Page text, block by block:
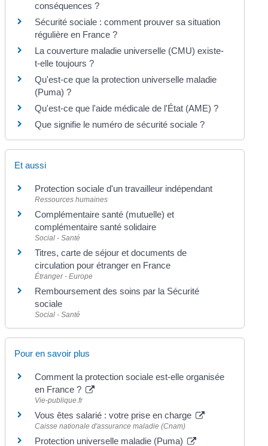
conséquences ?
Sécurité sociale : comment prouver sa situation
régulière en France ?
La couverture maladie universelle (CMU) existe-
t-elle toujours ?
Qu'est-ce que la protection universelle maladie
(Puma) ?
Qu'est-ce que l'aide médicale de l'État (AME) ?
Que signifie le numéro de sécurité sociale ?
Et aussi
Protection sociale d'un travailleur indépendant
Ressources humaines
Complémentaire santé (mutuelle) et
complémentaire santé solidaire
Social - Santé
Titres, carte de séjour et documents de
circulation pour étranger en France
Étranger - Europe
Remboursement des soins par la Sécurité
sociale
Social - Santé
Pour en savoir plus
Comment la protection sociale est-elle organisée
en France ?
Vie-publique.fr
Vous êtes salarié : votre prise en charge
Caisse nationale d'assurance maladie (Cnam)
Protection universelle maladie (Puma)